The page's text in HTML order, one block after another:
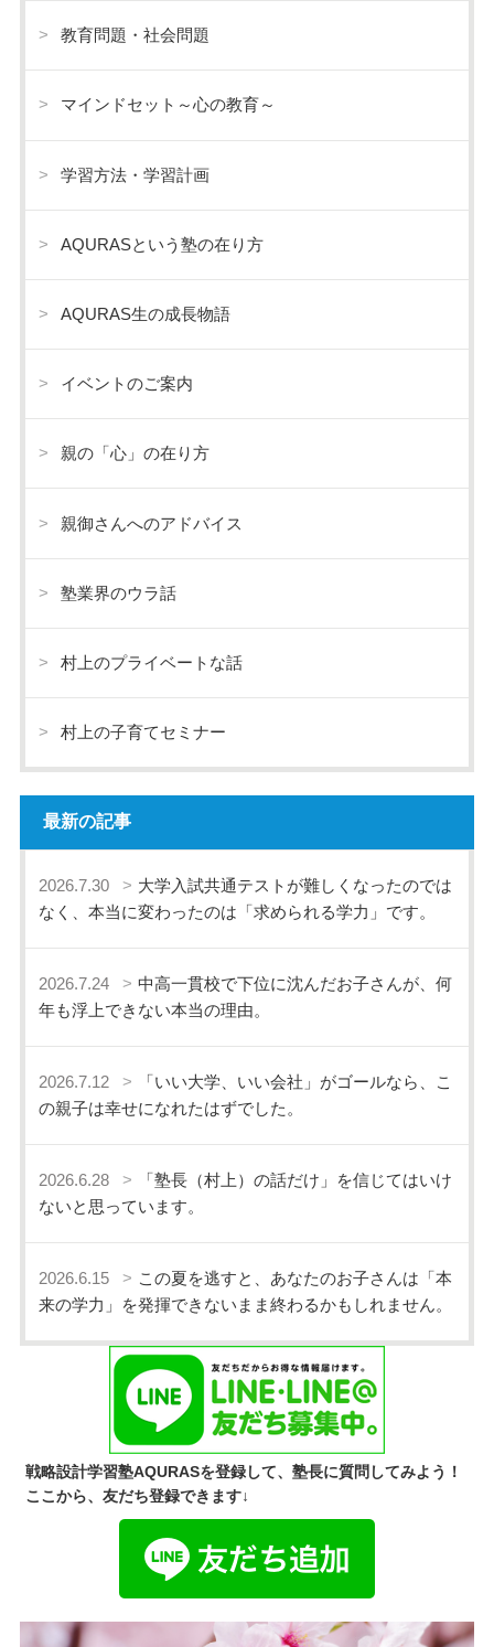
教育問題・社会問題
マインドセット～心の教育～
学習方法・学習計画
AQURASという塾の在り方
AQURAS生の成長物語
イベントのご案内
親の「心」の在り方
親御さんへのアドバイス
塾業界のウラ話
村上のプライベートな話
村上の子育てセミナー
最新の記事
2026.7.30
大学入試共通テストが難しくなったのでは
なく、本当に変わったのは「求められる学力」です。
2026.7.24
中高一貫校で下位に沈んだお子さんが、何
年も浮上できない本当の理由。
2026.7.12
「いい大学、いい会社」がゴールなら、こ
の親子は幸せになれたはずでした。
2026.6.28
「塾長（村上）の話だけ」を信じてはいけ
ないと思っています。
2026.6.15
この夏を逃すと、あなたのお子さんは「本
来の学力」を発揮できないまま終わるかもしれません。
戦略設計学習塾AQURASを登録して、塾長に質問してみよう！
ここから、友だち登録できます↓